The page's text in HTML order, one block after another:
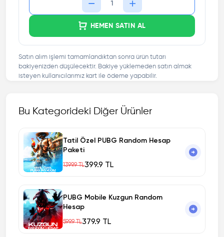
HEMEN SATIN AL
Satın alım işlemi tamamlandıktan sonra ürün tutarı
bakiyenizden düşülecektir. Bakiye yüklemeden satın almak
isteyen kullanıcılarımız kart ile ödeme yapabilir.
Bu Kategorideki Diğer Ürünler
Tatil Özel PUBG Random Hesap
Paketi
1399.9 TL399.9 TL
PUBG Mobile Kuzgun Random
Hesap
599.9 TL379.9 TL